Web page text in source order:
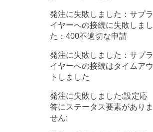
発注に失敗しました：サプラ
イヤーへの接続に失敗しまし
た：400不適切な申請
発注に失敗しました：サプラ
イヤーへの接続はタイムアウ
トしました
発注に失敗しました:設定応
答にステータス要素がありま
せん: